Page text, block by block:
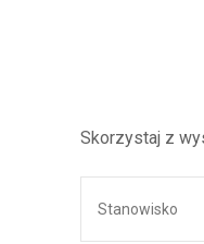
Skorzystaj z